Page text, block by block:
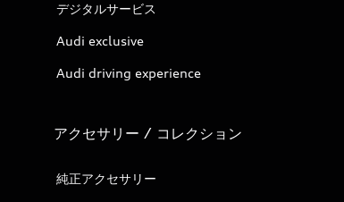
デジタルサービス
Audi exclusive
Audi driving experience
アクセサリー / コレクション
純正アクセサリー